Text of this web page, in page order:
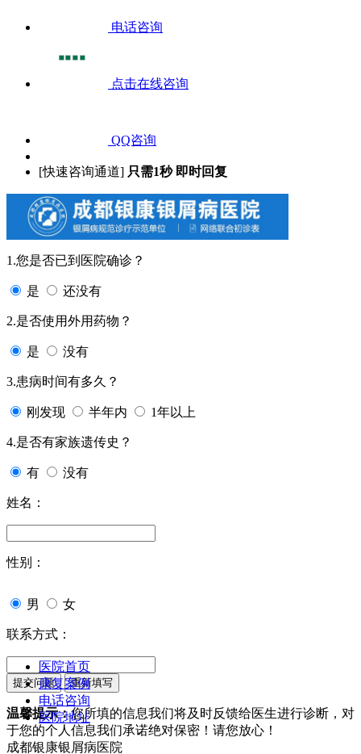
电话咨询
点击在线咨询
QQ咨询
[快速咨询通道] 只需1秒 即时回复
1.您是否已到医院确诊？
是 还没有
2.是否使用外用药物？
是 没有
3.患病时间有多久？
刚发现 半年内 1年以上
4.是否有家族遗传史？
有 没有
姓名：
性别：
男 女
联系方式：
温馨提示：您所填的信息我们将及时反馈给医生进行诊断，对
于您的个人信息我们承诺绝对保密！请您放心！
医院首页
康复案例
电话咨询
医院地址
成都银康银屑病医院